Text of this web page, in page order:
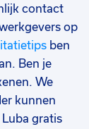
contact
op
ben
Ben je
We
kunnen
gratis